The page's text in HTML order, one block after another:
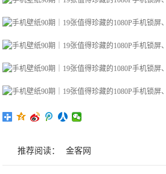
推荐阅读： 金客网